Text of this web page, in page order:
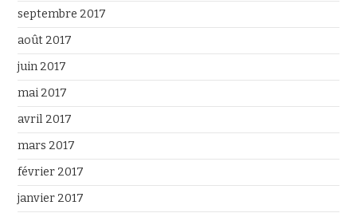
septembre 2017
août 2017
juin 2017
mai 2017
avril 2017
mars 2017
février 2017
janvier 2017